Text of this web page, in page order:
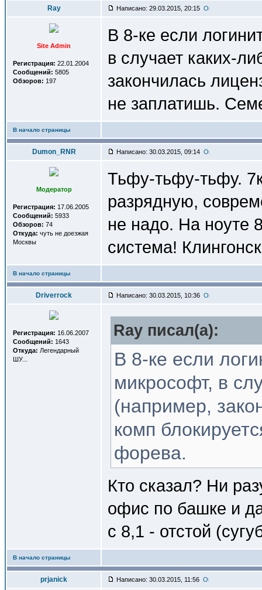
Ray Написано: 29.03.2015, 20:15
Site Admin
Регистрация: 22.01.2004
Сообщений: 5805
Обзоров: 197
В 8-ке если
в случает каких-
закончилась
не заплатишь.
В начало страницы
Dumon_RNR Написано: 30.03.2015, 09:14
Модератор
Регистрация: 17.06.2005
Сообщений: 5933
Обзоров: 74
Откуда: чуть не доезжая
Москвы
Тьфу-тьфу-тьфу.
разрядную,
не надо. На ноуте
система!
В начало страницы
Driverrock Написано: 30.03.2015, 10:36
Регистрация: 16.06.2007
Сообщений: 1643
Откуда: Легендарный
ШУ...
Ray писал(a):
В 8-ке если
микрософт, в
(например,
комп
форева.
Кто сказал? Ни
офис по башке и
с 8,1 - отстой
В начало страницы
prjanick Написано: 30.03.2015, 11:56